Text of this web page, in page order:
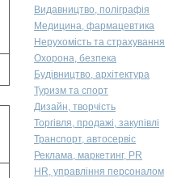
Видавництво, поліграфія
Медицина, фармацевтика
Нерухомість та страхування
Охорона, безпека
Будівництво, архітектура
Туризм та спорт
Дизайн, творчість
Торгівля, продажі, закупівлі
Транспорт, автосервіс
Реклама, маркетинг, PR
HR, управління персоналом